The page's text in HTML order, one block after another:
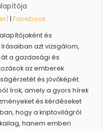
| Facebook
és
azt vizsgálom,
a gazdasági és
az emberek
és jövőképét.
írok, amely a gyors hírek
és kérdéseket
hogy a kriptovilágról
hanem emberi